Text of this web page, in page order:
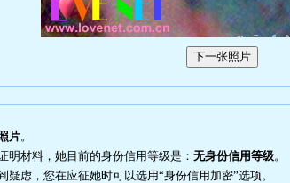
片。
明材料，她目前的身份信用等级是： 无身份信用等级。
疑虑，您在应征她时可以选用“身份信用加密”选项。